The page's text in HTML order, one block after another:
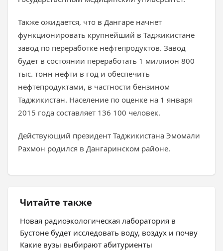
Также ожидается, что в Дангаре начнет
функционировать крупнейший в Таджикистане
завод по переработке нефтепродуктов. Завод
будет в состоянии переработать 1 миллион 800
тыс. тонн нефти в год и обеспечить
нефтепродуктами, в частности бензином
Таджикистан. Население по оценке на 1 января
2015 года составляет 136 100 человек.
Действующий президент Таджикистана Эмомали
Рахмон родился в Дангаринском районе.
Читайте также
Новая радиоэкологическая лаборатория в
Бустоне будет исследовать воду, воздух и почву
Какие вузы выбирают абитуриенты